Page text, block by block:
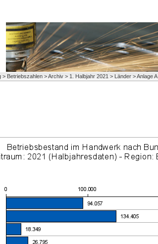
Betriebszahlen > Archiv > 1. Halbjahr 2021 > Länder > Anlage A